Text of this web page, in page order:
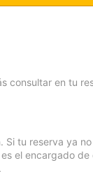
consultar en tu
Si tu reserva ya
el encargado de